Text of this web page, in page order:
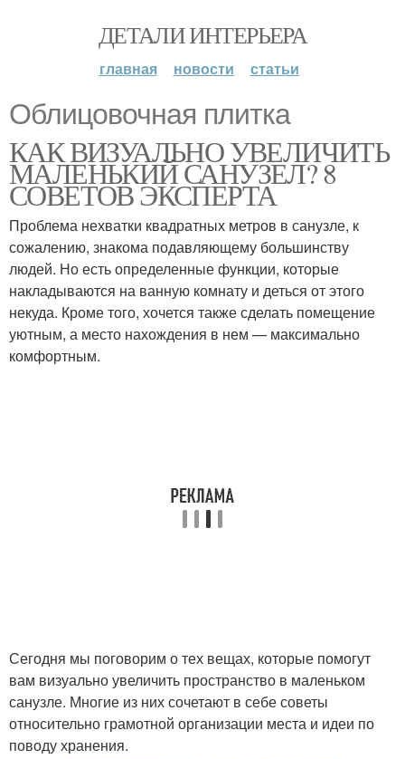
ДЕТАЛИ ИНТЕРЬЕРА
главная новости статьи
Облицовочная плитка
КАК ВИЗУАЛЬНО УВЕЛИЧИТЬ
МАЛЕНЬКИЙ САНУЗЕЛ? 8
СОВЕТОВ ЭКСПЕРТА
Проблема нехватки квадратных метров в санузле, к
сожалению, знакома подавляющему большинству
людей. Но есть определенные функции, которые
накладываются на ванную комнату и деться от этого
некуда. Кроме того, хочется также сделать помещение
уютным, а место нахождения в нем — максимально
комфортным.
Сегодня мы поговорим о тех вещах, которые помогут
вам визуально увеличить пространство в маленьком
санузле. Многие из них сочетают в себе советы
относительно грамотной организации места и идеи по
поводу хранения.